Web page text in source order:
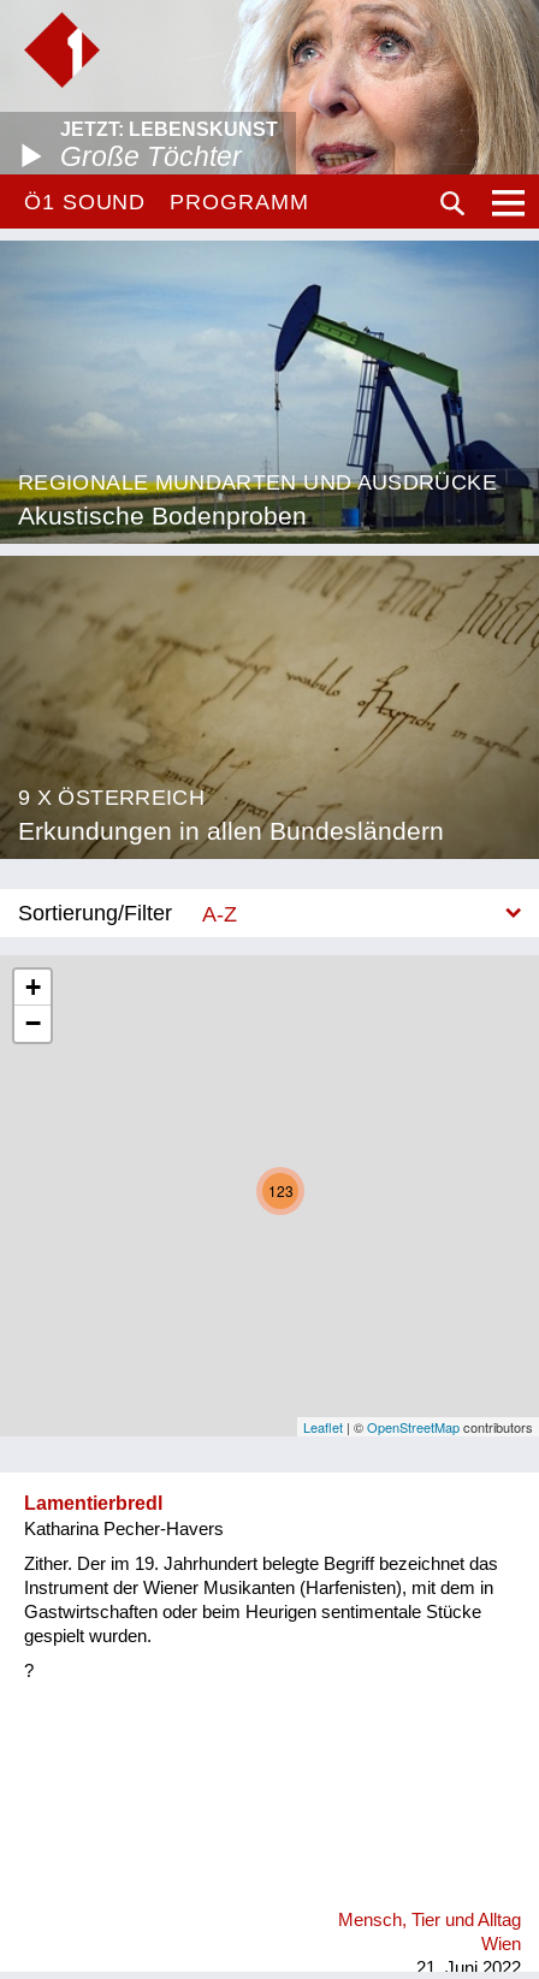
JETZT: LEBENSKUNST
Große Töchter
Ö1 SOUND PROGRAMM
REGIONALE MUNDARTEN UND AUSDRÜCKE
Akustische Bodenproben
9 X ÖSTERREICH
Erkundungen in allen Bundesländern
Sortierung/Filter
A-Z
Niederösterreich
Oberösterreich
Vorarlberg
Kategorie
Natur und Landwirtschaft
123
+
−
Leaflet | ©OpenStreetMapcontributors
Lamentierbredl
Katharina Pecher-Havers
Zither. Der im 19. Jahrhundert belegte Begriff bezeichnet das
Instrument der Wiener Musikanten (Harfenisten), mit dem in
Gastwirtschaften oder beim Heurigen sentimentale Stücke
gespielt wurden.
?
Mensch, Tier und Alltag
Wien
21. Juni 2022